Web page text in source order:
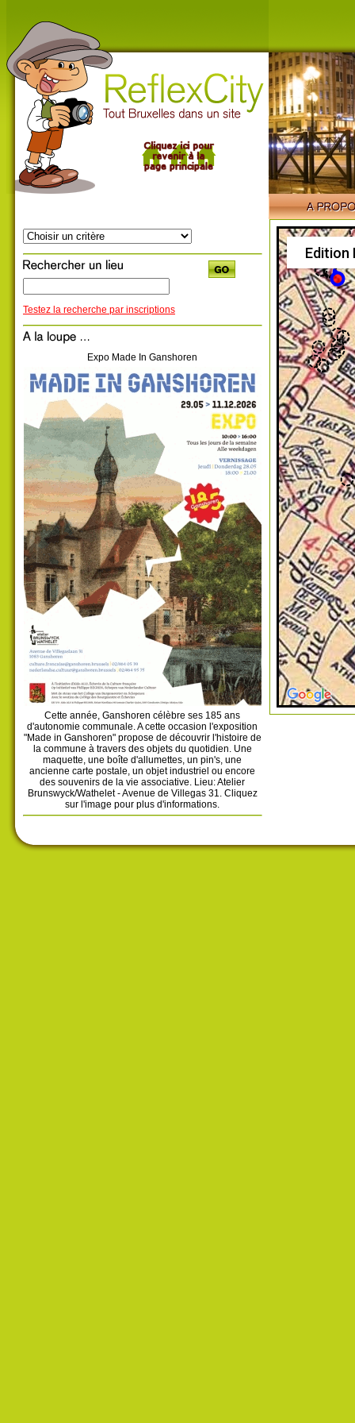
Testez la recherche par inscriptions
Expo Made In Ganshoren
Cette année, Ganshoren célèbre ses 185 ans
d'autonomie communale. A cette occasion l'exposition
"Made in Ganshoren" propose de découvrir l'histoire de
la commune à travers des objets du quotidien. Une
maquette, une boîte d'allumettes, un pin's, une
ancienne carte postale, un objet industriel ou encore
des souvenirs de la vie associative. Lieu: Atelier
Brunswyck/Wathelet - Avenue de Villegas 31. Cliquez
sur l'image pour plus d'informations.
Edition